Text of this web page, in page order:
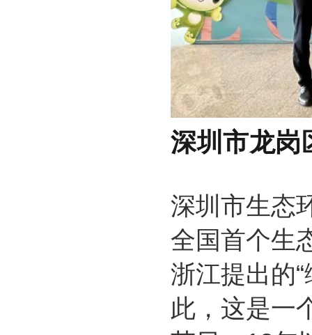
深圳市龙岗
深圳市生态
全国首个生
浙江提出的
此，这是一